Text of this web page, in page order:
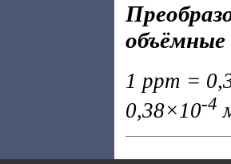
объёмные
1 ppm =
0,38×10-4